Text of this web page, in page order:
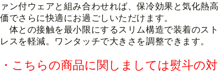
ァン付ウェアと組み合わせれば、保冷効果と気化熱高
価でさらに快適にお過ごしいただけます。
体との接触を最小限にするスリム構造で装着のスト
レスを軽減。ワンタッチで大きさを調整できます。
・こちらの商品に関しましては熨斗の対